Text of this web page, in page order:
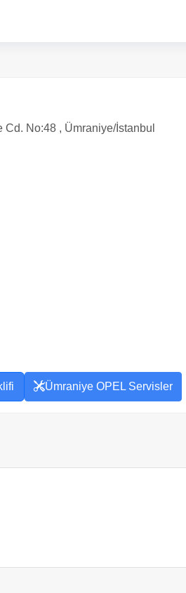
Cd. No:48 , Ümraniye/İstanbul
Ümraniye OPEL Servisler